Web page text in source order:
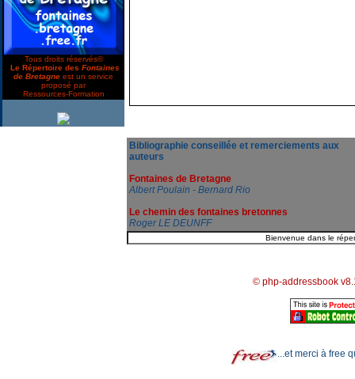
Tous droits réservés©
Le Répertoire des Fontaines
de Bretagne est un service
proposé par
Ressources-Formation
Bibliographie conseillée et remerciements aux
auteurs
Fontaines de Bretagne
Albert Poulain - Bernard Rio
Le chemin des fontaines bretonnes
Roger LE DEUNFF
© php-addressbook
...et merci à free